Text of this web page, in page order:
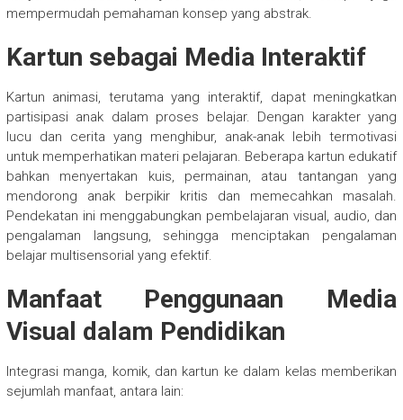
mempermudah pemahaman konsep yang abstrak.
Kartun sebagai Media Interaktif
Kartun animasi, terutama yang interaktif, dapat meningkatkan
partisipasi anak dalam proses belajar. Dengan karakter yang
lucu dan cerita yang menghibur, anak-anak lebih termotivasi
untuk memperhatikan materi pelajaran. Beberapa kartun edukatif
bahkan menyertakan kuis, permainan, atau tantangan yang
mendorong anak berpikir kritis dan memecahkan masalah.
Pendekatan ini menggabungkan pembelajaran visual, audio, dan
pengalaman langsung, sehingga menciptakan pengalaman
belajar multisensorial yang efektif.
Manfaat Penggunaan Media
Visual dalam Pendidikan
Integrasi manga, komik, dan kartun ke dalam kelas memberikan
sejumlah manfaat, antara lain: